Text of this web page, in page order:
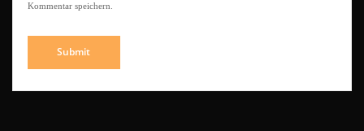
Kommentar speichern.